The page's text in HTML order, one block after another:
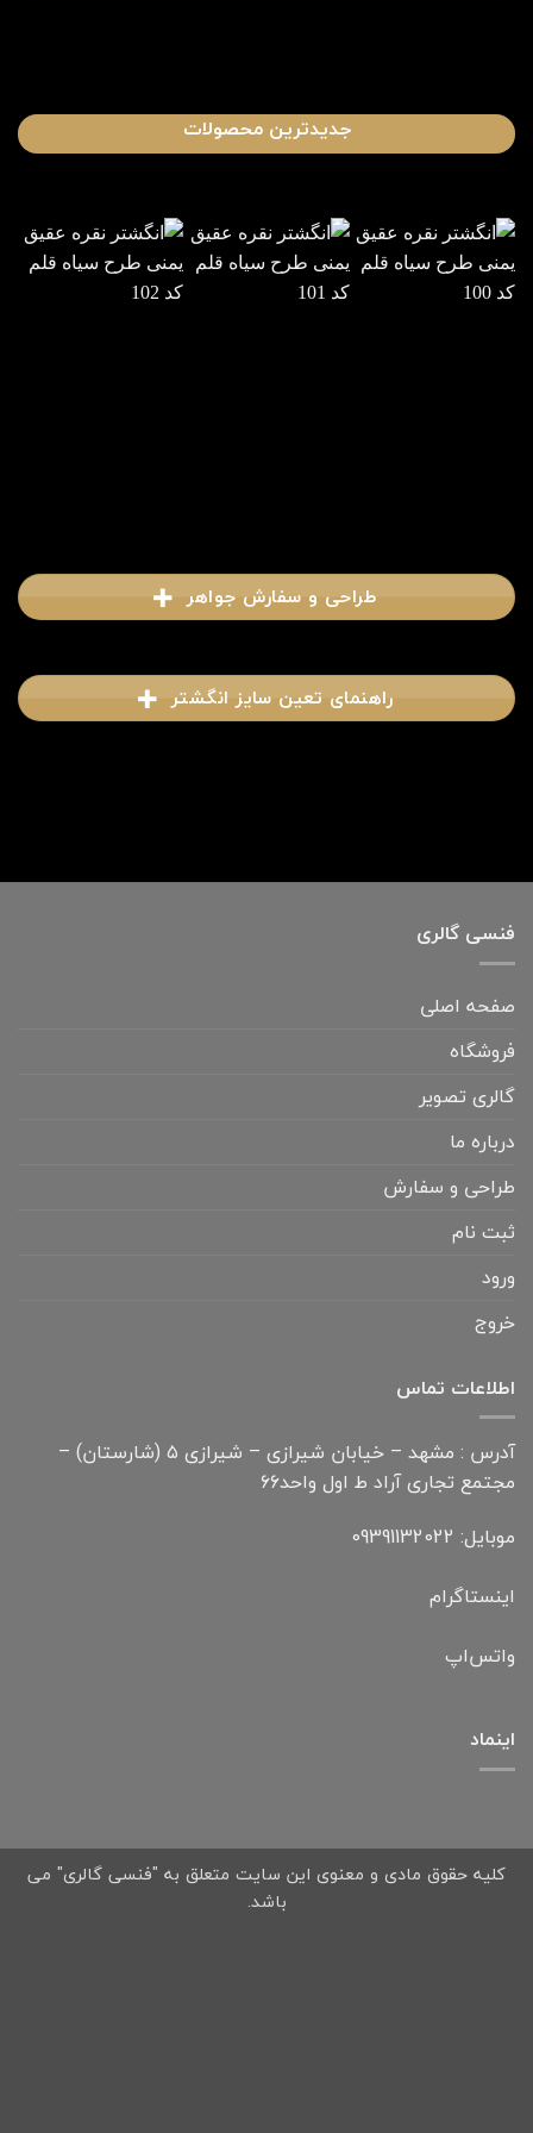
جدیدترین محصولات
انگشتر نقره انگشتر نقره انگشتر نقره
طراحی و سفارش جواهر
راهنمای تعین سایز انگشتر
فنسی گالری
صفحه اصلی
فروشگاه
گالری تصویر
درباره ما
طراحی و سفارش
ثبت نام
ورود
خروج
اطلاعات تماس
آدرس : مشهد – خیابان شیرازی – شیرازی ۵ (شارستان) –
مجتمع تجاری آراد ط اول واحد۶۶
موبایل: 09391132022
اینستاگرام
واتس‌اپ
اینماد
کلیه حقوق مادی و معنوی این سایت متعلق به "فنسی گالری" می
باشد.